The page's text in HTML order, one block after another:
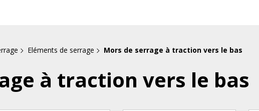
Eléments de serrage Mors de serrage à traction vers le bas
à traction vers le bas